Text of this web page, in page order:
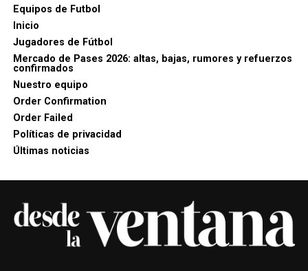
Equipos de Futbol
Inicio
Jugadores de Fútbol
Mercado de Pases 2026: altas, bajas, rumores y refuerzos
confirmados
Nuestro equipo
Order Confirmation
Order Failed
Políticas de privacidad
Últimas noticias